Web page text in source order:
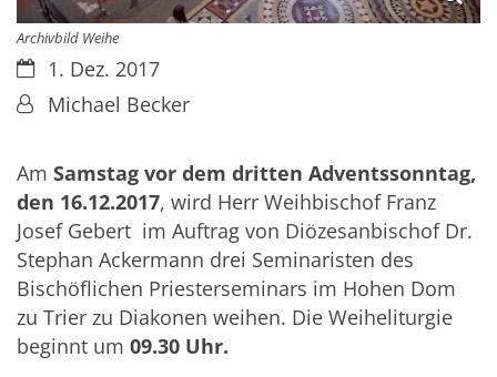
Archivbild Weihe
Datum:1. Dez. 2017
Von:Michael Becker
Am Samstag vor dem dritten Adventssonntag,
den 16.12.2017, wird Herr Weihbischof Franz
Josef Gebert im Auftrag von Diözesanbischof Dr.
Stephan Ackermann drei Seminaristen des
Bischöflichen Priesterseminars im Hohen Dom
zu Trier zu Diakonen weihen. Die Weiheliturgie
beginnt um 09.30 Uhr.